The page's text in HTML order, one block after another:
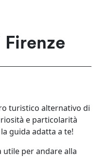
turistico alternativo di
e particolarità
guida adatta a te!
utile per andare alla